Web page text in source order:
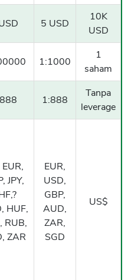
5 USD
10K
USD
1:1000
1
saham
1:888
Tanpa
leverage
JPY,
HUF,
RUB,
ZAR
EUR,
USD,
GBP,
AUD,
ZAR,
SGD
US$